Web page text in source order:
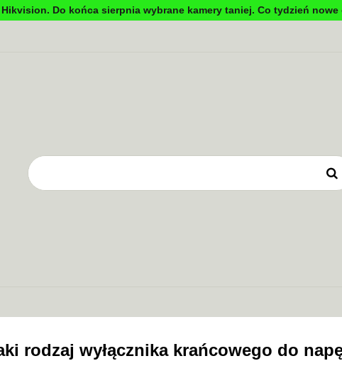
Do końca sierpnia wybrane kamery taniej. Co tydzień
rodzaj wyłącznika krańcowego do